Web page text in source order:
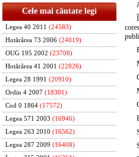
Cele mai căutate legi
Legea 40 2011 (24583)
Hotărârea 73 2006 (24019)
OUG 195 2002 (23708)
Hotărârea 41 2001 (22826)
Legea 28 1991 (20910)
Ordin 4 2007 (18301)
Cod 0 1864 (17572)
Legea 571 2003 (16946)
Legea 263 2010 (16562)
Legea 287 2009 (16408)